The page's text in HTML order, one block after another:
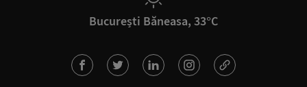
București Băneasa, 33°C